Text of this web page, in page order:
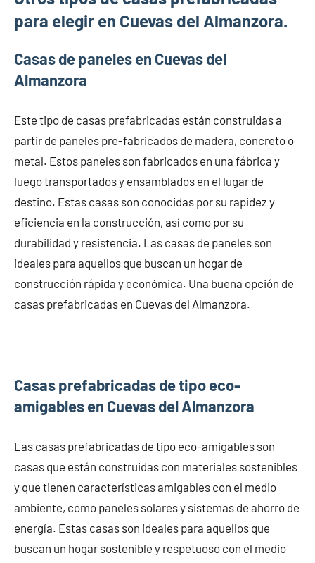
para elegir en Cuevas del Almanzora.
Casas de paneles en Cuevas del
Almanzora
Este tipo de casas prefabricadas están construidas a
partir de paneles pre-fabricados de madera, concreto o
metal. Estos paneles son fabricados en una fábrica y
luego transportados y ensamblados en el lugar de
destino. Estas casas son conocidas por su rapidez y
eficiencia en la construcción, así como por su
durabilidad y resistencia. Las casas de paneles son
ideales para aquellos que buscan un hogar de
construcción rápida y económica. Una buena opción de
casas prefabricadas en Cuevas del Almanzora.
Casas prefabricadas de tipo eco-
amigables en Cuevas del Almanzora
Las casas prefabricadas de tipo eco-amigables son
casas que están construidas con materiales sostenibles
y que tienen características amigables con el medio
ambiente, como paneles solares y sistemas de ahorro de
energía. Estas casas son ideales para aquellos que
buscan un hogar sostenible y respetuoso con el medio